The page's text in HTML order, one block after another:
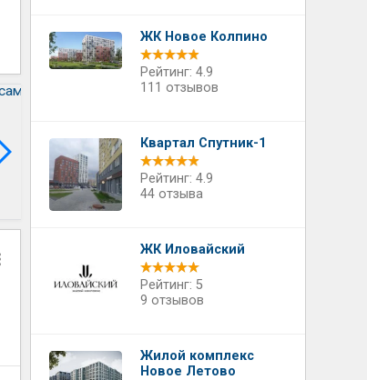
ЖК Новое Колпино
Рейтинг: 4.9
111 отзывов
Квартал Спутник-1
Рейтинг: 4.9
44 отзыва
ЖК Иловайский
Рейтинг: 5
9 отзывов
Жилой комплекс
Новое Летово